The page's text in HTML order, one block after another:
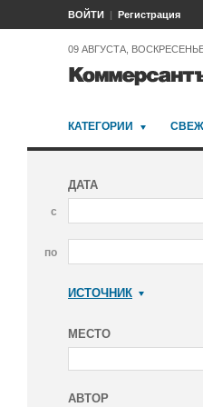
ВОЙТИ Регистрация
09 АВГУСТА,
КАТЕГОРИИ
ДАТА
с
по
ИСТОЧНИК
МЕСТО
АВТОР